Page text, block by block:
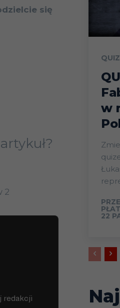
się
2
QUIZ
w
22